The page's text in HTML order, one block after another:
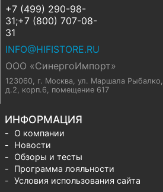
+7 (499) 290-98-
31;+7 (800) 707-08-
31
INFO@HIFISTORE.RU
ООО «СинергоИмпорт»
123060, г. Москва, ул. Маршала Рыбалко,
д.2, корп.6, помещение 617
ИНФОРМАЦИЯ
О компании
Новости
Обзоры и тесты
Программа лояльности
Условия использования сайта